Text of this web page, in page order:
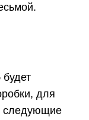
будет
для
следующие